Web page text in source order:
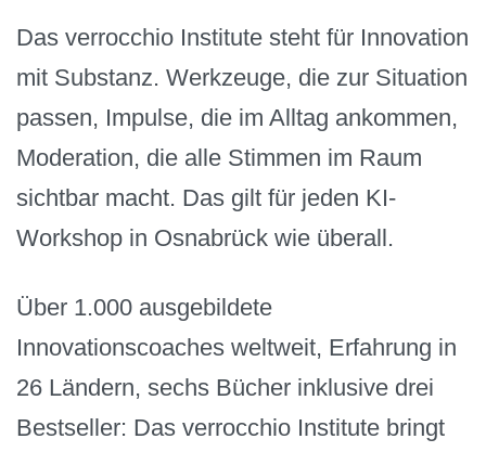
Das verrocchio Institute steht für Innovation
mit Substanz. Werkzeuge, die zur Situation
passen, Impulse, die im Alltag ankommen,
Moderation, die alle Stimmen im Raum
sichtbar macht. Das gilt für jeden KI-
Workshop in Osnabrück wie überall.
Über 1.000 ausgebildete
Innovationscoaches weltweit, Erfahrung in
26 Ländern, sechs Bücher inklusive drei
Bestseller: Das verrocchio Institute bringt